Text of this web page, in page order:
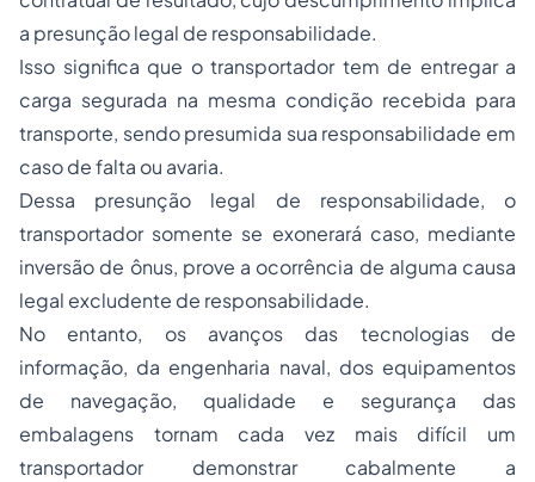
a presunção legal de responsabilidade.
Isso significa que o transportador tem de entregar a
carga segurada na mesma condição recebida para
transporte, sendo presumida sua responsabilidade em
caso de falta ou avaria.
Dessa presunção legal de responsabilidade, o
transportador somente se exonerará caso, mediante
inversão de ônus, prove a ocorrência de alguma causa
legal excludente de responsabilidade.
No entanto, os avanços das tecnologias de
informação, da engenharia naval, dos equipamentos
de navegação, qualidade e segurança das
embalagens tornam cada vez mais difícil um
transportador demonstrar cabalmente a